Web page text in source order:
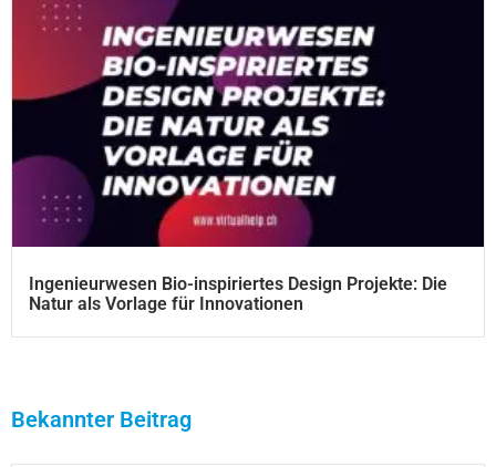
Ingenieurwesen Bio-inspiriertes Design Projekte: Die
Natur als Vorlage für Innovationen
Bekannter Beitrag